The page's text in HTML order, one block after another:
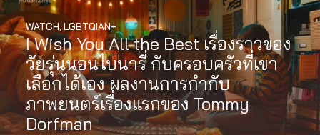
I Wish You All the Best เรื่องราวของ
วัยรุ่นนอนไบนารี่ กับครอบครัวที่เขา
เลือกได้เอง ผลงานการกำกับ
ภาพยนตร์เรื่องแรกของ Tommy
Dorfman
WATCH LGBTQIAN+